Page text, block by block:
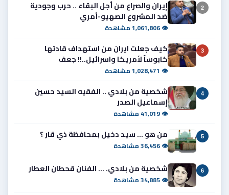
2
إيران والصراع من أجل البقاء .. حرب وجودية
ضد المشروع الصهيو-أمري
👁 1,061,806 مشاهدة
3
كيف جعلت ايران من استهداف قادتها
كابوساً لأمريكا واسرائيل..!! جعف
👁 1,028,471 مشاهدة
4
شخصية من بلادي .. الفقيه السيد حسين
إسماعيل الصدر
👁 41,019 مشاهدة
5 من هو ... سيد دخيل بمحافظة ذي قار ؟
👁 36,456 مشاهدة
6 شخصية من بلادي. ... الفنان قحطان العطار
👁 34,885 مشاهدة